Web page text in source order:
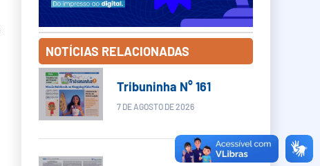
NOTÍCIAS RELACIONADAS
Tribuninha N° 161
7 DE AGOSTO DE 2026